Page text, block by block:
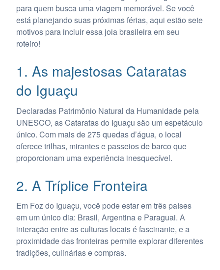
para quem busca uma viagem memorável. Se você
está planejando suas próximas férias, aqui estão sete
motivos para incluir essa joia brasileira em seu
roteiro!
1. As majestosas Cataratas
do Iguaçu
Declaradas Patrimônio Natural da Humanidade pela
UNESCO, as Cataratas do Iguaçu são um espetáculo
único. Com mais de 275 quedas d’água, o local
oferece trilhas, mirantes e passeios de barco que
proporcionam uma experiência inesquecível.
2. A Tríplice Fronteira
Em Foz do Iguaçu, você pode estar em três países
em um único dia: Brasil, Argentina e Paraguai. A
interação entre as culturas locais é fascinante, e a
proximidade das fronteiras permite explorar diferentes
tradições, culinárias e compras.